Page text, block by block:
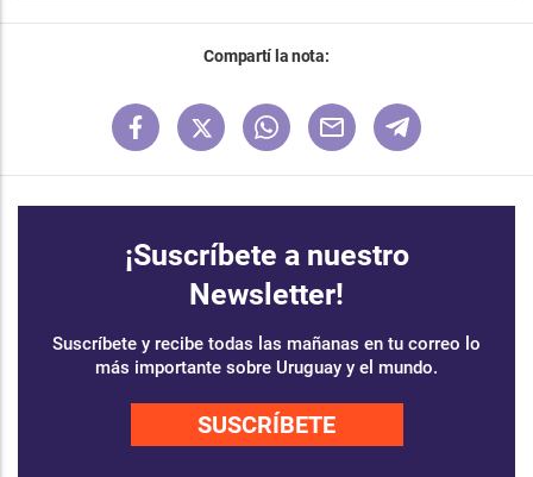
Compartí la nota:
¡Suscríbete a nuestro
Newsletter!
Suscríbete y recibe todas las mañanas en tu correo lo
más importante sobre Uruguay y el mundo.
SUSCRÍBETE